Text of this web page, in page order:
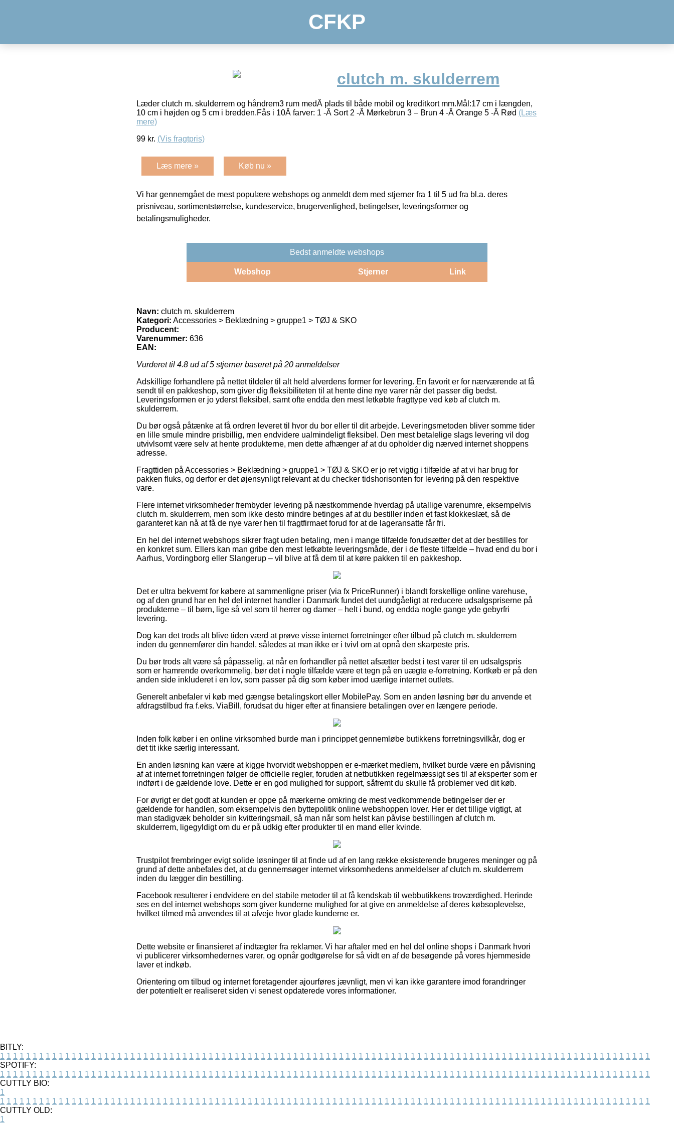
CFKP
clutch m. skulderrem
Læder clutch m. skulderrem og håndrem3 rum medÂ plads til både mobil og kreditkort mm.Mål:17 cm i længden,
10 cm i højden og 5 cm i bredden.Fås i 10Â farver: 1 -Â Sort 2 -Â Mørkebrun 3 – Brun 4 -Â Orange 5 -Â Rød (Læs
mere)
99 kr. (Vis fragtpris)
Læs mere » Køb nu »
Vi har gennemgået de mest populære webshops og anmeldt dem med stjerner fra 1 til 5 ud fra bl.a. deres
prisniveau, sortimentstørrelse, kundeservice, brugervenlighed, betingelser, leveringsformer og
betalingsmuligheder.
Bedst anmeldte webshops
Webshop Stjerner Link
Navn: clutch m. skulderrem
Kategori: Accessories > Beklædning > gruppe1 > TØJ & SKO
Producent:
Varenummer: 636
EAN:
Vurderet til 4.8 ud af 5 stjerner baseret på 20 anmeldelser
Adskillige forhandlere på nettet tildeler til alt held alverdens former for levering. En favorit er for nærværende at få
sendt til en pakkeshop, som giver dig fleksibiliteten til at hente dine nye varer når det passer dig bedst.
Leveringsformen er jo yderst fleksibel, samt ofte endda den mest letkøbte fragttype ved køb af clutch m.
skulderrem.
Du bør også påtænke at få ordren leveret til hvor du bor eller til dit arbejde. Leveringsmetoden bliver somme tider
en lille smule mindre prisbillig, men endvidere ualmindeligt fleksibel. Den mest betalelige slags levering vil dog
utvivlsomt være selv at hente produkterne, men dette afhænger af at du opholder dig nærved internet shoppens
adresse.
Fragttiden på Accessories > Beklædning > gruppe1 > TØJ & SKO er jo ret vigtig i tilfælde af at vi har brug for
pakken fluks, og derfor er det øjensynligt relevant at du checker tidshorisonten for levering på den respektive
vare.
Flere internet virksomheder frembyder levering på næstkommende hverdag på utallige varenumre, eksempelvis
clutch m. skulderrem, men som ikke desto mindre betinges af at du bestiller inden et fast klokkeslæt, så de
garanteret kan nå at få de nye varer hen til fragtfirmaet forud for at de lageransatte får fri.
En hel del internet webshops sikrer fragt uden betaling, men i mange tilfælde forudsætter det at der bestilles for
en konkret sum. Ellers kan man gribe den mest letkøbte leveringsmåde, der i de fleste tilfælde – hvad end du bor i
Aarhus, Vordingborg eller Slangerup – vil blive at få dem til at køre pakken til en pakkeshop.
Det er ultra bekvemt for købere at sammenligne priser (via fx PriceRunner) i blandt forskellige online varehuse,
og af den grund har en hel del internet handler i Danmark fundet det uundgåeligt at reducere udsalgspriserne på
produkterne – til børn, lige så vel som til herrer og damer – helt i bund, og endda nogle gange yde gebyrfri
levering.
Dog kan det trods alt blive tiden værd at prøve visse internet forretninger efter tilbud på clutch m. skulderrem
inden du gennemfører din handel, således at man ikke er i tvivl om at opnå den skarpeste pris.
Du bør trods alt være så påpasselig, at når en forhandler på nettet afsætter bedst i test varer til en udsalgspris
som er hamrende overkommelig, bør det i nogle tilfælde være et tegn på en uægte e-forretning. Kortkøb er på den
anden side inkluderet i en lov, som passer på dig som køber imod uærlige internet outlets.
Generelt anbefaler vi køb med gængse betalingskort eller MobilePay. Som en anden løsning bør du anvende et
afdragstilbud fra f.eks. ViaBill, forudsat du higer efter at finansiere betalingen over en længere periode.
Inden folk køber i en online virksomhed burde man i princippet gennemløbe butikkens forretningsvilkår, dog er
det tit ikke særlig interessant.
En anden løsning kan være at kigge hvorvidt webshoppen er e-mærket medlem, hvilket burde være en påvisning
af at internet forretningen følger de officielle regler, foruden at netbutikken regelmæssigt ses til af eksperter som er
indført i de gældende love. Dette er en god mulighed for support, såfremt du skulle få problemer ved dit køb.
For øvrigt er det godt at kunden er oppe på mærkerne omkring de mest vedkommende betingelser der er
gældende for handlen, som eksempelvis den byttepolitik online webshoppen lover. Her er det tillige vigtigt, at
man stadigvæk beholder sin kvitteringsmail, så man når som helst kan påvise bestillingen af clutch m.
skulderrem, ligegyldigt om du er på udkig efter produkter til en mand eller kvinde.
Trustpilot frembringer evigt solide løsninger til at finde ud af en lang række eksisterende brugeres meninger og på
grund af dette anbefales det, at du gennemsøger internet virksomhedens anmeldelser af clutch m. skulderrem
inden du lægger din bestilling.
Facebook resulterer i endvidere en del stabile metoder til at få kendskab til webbutikkens troværdighed. Herinde
ses en del internet webshops som giver kunderne mulighed for at give en anmeldelse af deres købsoplevelse,
hvilket tilmed må anvendes til at afveje hvor glade kunderne er.
Dette website er finansieret af indtægter fra reklamer. Vi har aftaler med en hel del online shops i Danmark hvori
vi publicerer virksomhedernes varer, og opnår godtgørelse for så vidt en af de besøgende på vores hjemmeside
laver et indkøb.
Orientering om tilbud og internet foretagender ajourføres jævnligt, men vi kan ikke garantere imod forandringer
der potentielt er realiseret siden vi senest opdaterede vores informationer.
BITLY:
1 1 1 1 1 1 1 1 1 1 1 1 1 1 1 1 1 1 1 1 1 1 1 1 1 1 1 1 1 1 1 1 1 1 1 1 1 1 1 1 1 1 1 1 1 1 1 1 1 1 1 1 1 1 1 1 1 1 1 1 1 1 1 1 1 1 1 1 1 1 1 1 1 1 1 1 1 1 1 1 1 1 1 1 1 1 1 1 1 1 1 1 1 1 1 1 1 1 1 1
SPOTIFY:
1 1 1 1 1 1 1 1 1 1 1 1 1 1 1 1 1 1 1 1 1 1 1 1 1 1 1 1 1 1 1 1 1 1 1 1 1 1 1 1 1 1 1 1 1 1 1 1 1 1 1 1 1 1 1 1 1 1 1 1 1 1 1 1 1 1 1 1 1 1 1 1 1 1 1 1 1 1 1 1 1 1 1 1 1 1 1 1 1 1 1 1 1 1 1 1 1 1 1 1
CUTTLY BIO:
1
1 1 1 1 1 1 1 1 1 1 1 1 1 1 1 1 1 1 1 1 1 1 1 1 1 1 1 1 1 1 1 1 1 1 1 1 1 1 1 1 1 1 1 1 1 1 1 1 1 1 1 1 1 1 1 1 1 1 1 1 1 1 1 1 1 1 1 1 1 1 1 1 1 1 1 1 1 1 1 1 1 1 1 1 1 1 1 1 1 1 1 1 1 1 1 1 1 1 1 1
CUTTLY OLD:
1